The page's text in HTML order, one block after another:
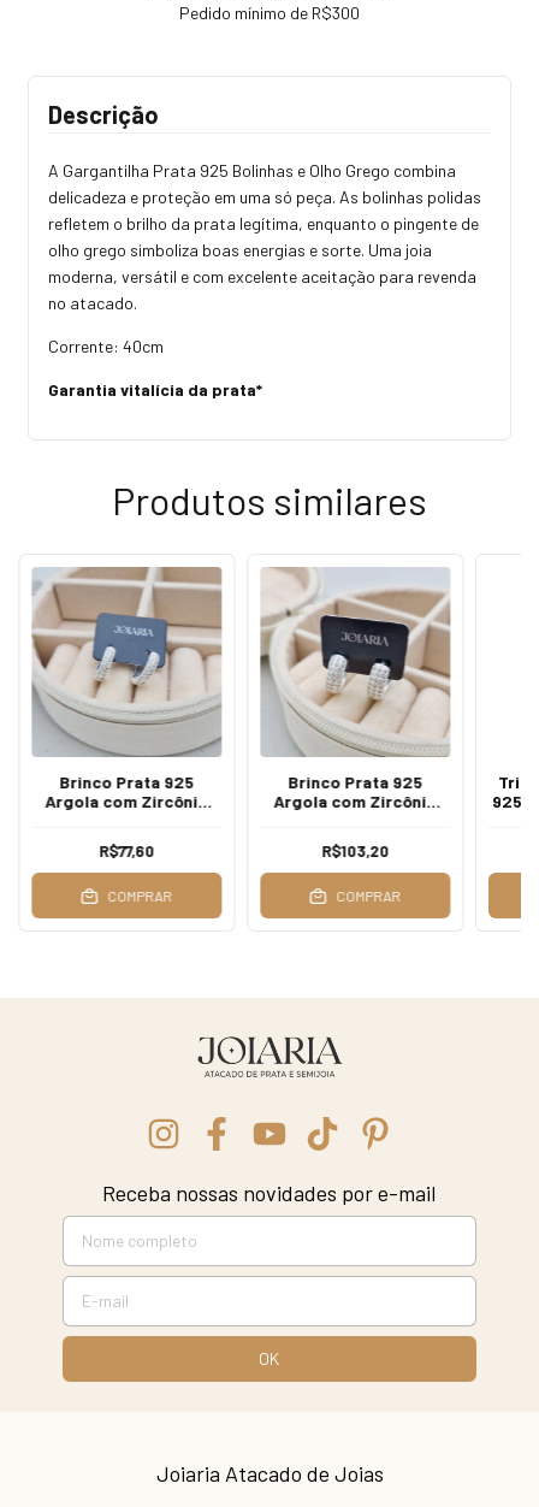
Pedido mínimo de R$300
Descrição
A Gargantilha Prata 925 Bolinhas e Olho Grego combina
delicadeza e proteção em uma só peça. As bolinhas polidas
refletem o brilho da prata legítima, enquanto o pingente de
olho grego simboliza boas energias e sorte. Uma joia
moderna, versátil e com excelente aceitação para revenda
no atacado.
Corrente: 40cm
Garantia vitalícia da prata*
Produtos similares
Brinco Prata 925
Argola com Zircônia
R$77,60
COMPRAR
Brinco Prata 925
Argola com Zircônia
R$103,20
COMPRAR
Trio
925
Receba nossas novidades por e-mail
Joiaria Atacado de Joias